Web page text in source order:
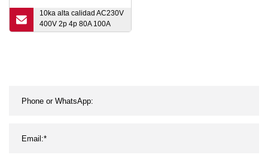
10ka alta calidad AC230V
400V 2p 4p 80A 100A
125A AC MCB Mini